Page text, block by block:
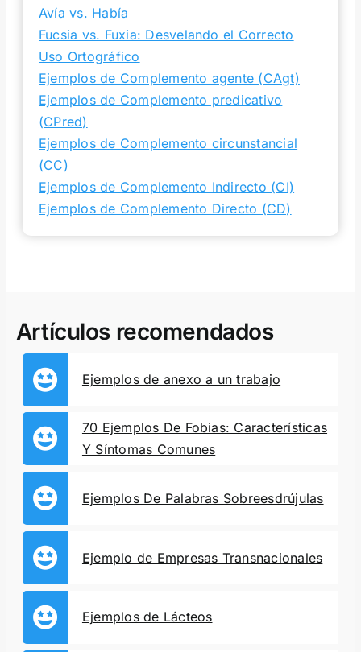
Avía vs. Había
Fucsia vs. Fuxia: Desvelando el Correcto
Uso Ortográfico
Ejemplos de Complemento agente (CAgt)
Ejemplos de Complemento predicativo
(CPred)
Ejemplos de Complemento circunstancial
(CC)
Ejemplos de Complemento Indirecto (CI)
Ejemplos de Complemento Directo (CD)
Artículos recomendados
Ejemplos de anexo a un trabajo
70 Ejemplos De Fobias: Características
Y Síntomas Comunes
Ejemplos De Palabras Sobreesdrújulas
Ejemplo de Empresas Transnacionales
Ejemplos de Lácteos